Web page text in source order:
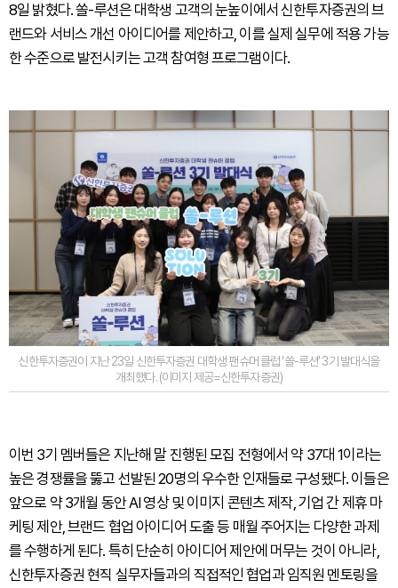
8일 밝혔다. 쏠-루션은 대학생 고객의 눈높이에서 신한투자증권의 브
랜드와 서비스 개선 아이디어를 제안하고, 이를 실제 실무에 적용 가능
한 수준으로 발전시키는 고객 참여형 프로그램이다.
신한투자증권이 지난 23일 신한투자증권 대학생 팬슈머 클럽 ‘쏠-루션’ 3기 발대식을
개최했다. (이미지 제공=신한투자증권)
이번 3기 멤버들은 지난해 말 진행된 모집 전형에서 약 37대 1이라는
높은 경쟁률을 뚫고 선발된 20명의 우수한 인재들로 구성됐다. 이들은
앞으로 약 3개월 동안 AI 영상 및 이미지 콘텐츠 제작, 기업 간 제휴 마
케팅 제안, 브랜드 협업 아이디어 도출 등 매월 주어지는 다양한 과제
를 수행하게 된다. 특히 단순히 아이디어 제안에 머무는 것이 아니라,
신한투자증권 현직 실무자들과의 직접적인 협업과 임직원 멘토링을